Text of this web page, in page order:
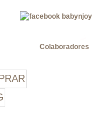
Colaboradores